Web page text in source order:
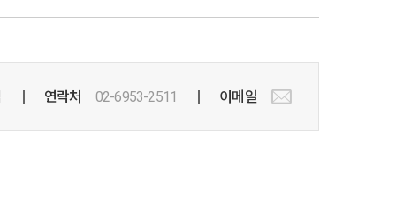
연락처 02-6953-2511 이메일